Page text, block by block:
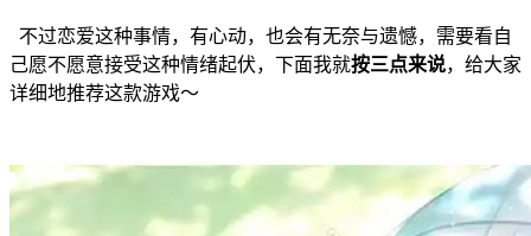
不过恋爱这种事情，有心动，也会有无奈与遗憾，需要看自
己愿不愿意接受这种情绪起伏，下面我就按三点来说，给大家
详细地推荐这款游戏～